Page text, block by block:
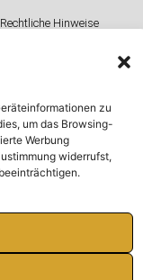
zu
um das Browsing-
Werbung
widerrufst,
Rechtliche Hinweise